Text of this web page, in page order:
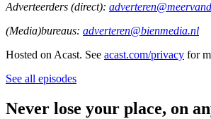
Adverteerders (direct):
(Media)bureaus: adverteren@bienmedia.nl
Hosted on Acast. See acast.com/privacy for
See all episodes
Never lose your place, on